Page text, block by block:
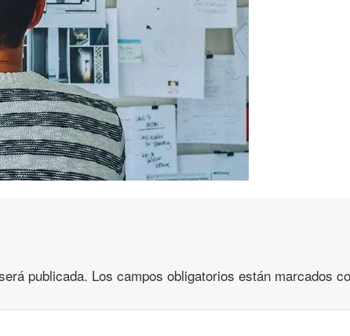
publicada. Los campos obligatorios están marcados